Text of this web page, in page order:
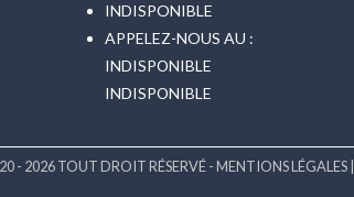
INDISPONIBLE
APPELEZ-NOUS AU :
INDISPONIBLE
INDISPONIBLE
- 2026 TOUT DROIT RÉSERVÉ -MENTIONS LÉGALES